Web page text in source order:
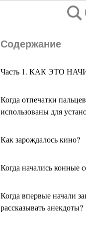
Содержание
Часть 1. КАК ЭТО
Когда отпечатки
использованы для
Как зарождалось кино?
Когда начались конные
Когда впервые начали
рассказывать анекдоты?